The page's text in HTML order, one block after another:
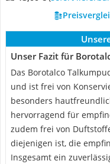
Unser Fazit für
Das Borotalco
und ist frei von
besonders
hervorragend für
zudem frei von
diejenigen ist, die
Insgesamt ein